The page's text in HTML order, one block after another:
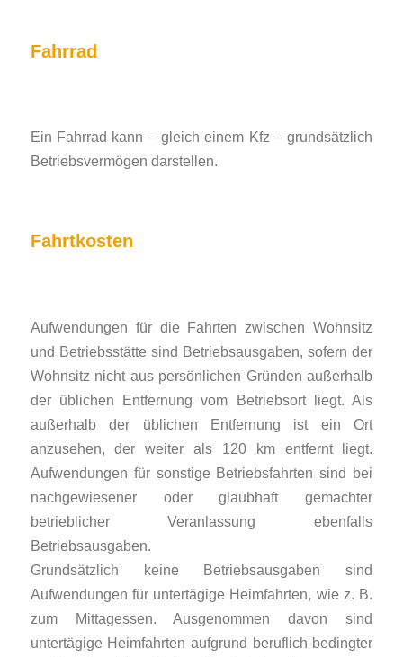
Fahrrad
Ein Fahrrad kann – gleich einem Kfz – grundsätzlich
Betriebsvermögen darstellen.
Fahrtkosten
Aufwendungen für die Fahrten zwischen Wohnsitz
und Betriebsstätte sind Betriebsausgaben, sofern der
Wohnsitz nicht aus persönlichen Gründen außerhalb
der üblichen Entfernung vom Betriebsort liegt. Als
außerhalb der üblichen Entfernung ist ein Ort
anzusehen, der weiter als 120 km entfernt liegt.
Aufwendungen für sonstige Betriebsfahrten sind bei
nachgewiesener oder glaubhaft gemachter
betrieblicher Veranlassung ebenfalls
Betriebsausgaben.
Grundsätzlich keine Betriebsausgaben sind
Aufwendungen für untertägige Heimfahrten, wie z. B.
zum Mittagessen. Ausgenommen davon sind
untertägige Heimfahrten aufgrund beruflich bedingter